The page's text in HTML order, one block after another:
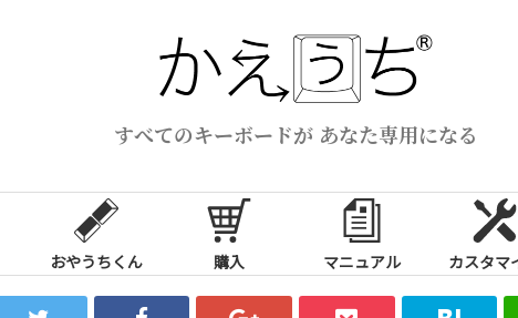
すべてのキーボードが あなた専用になる
おやうちくん 購入 マニュアル カスタマ